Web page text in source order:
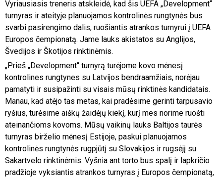
Vyriausiasis treneris atskleidė, kad šis UEFA „Development“
turnyras ir ateityje planuojamos kontrolinės rungtynės bus
svarbi pasirengimo dalis, ruošiantis atrankos turnyrui į UEFA
Europos čempionatą. Jame lauks akistatos su Anglijos,
Švedijos ir Škotijos rinktinėmis.
„Prieš „Development“ turnyrą turėjome kovo mėnesį
kontrolines rungtynes su Latvijos bendraamžiais, norėjau
pamatyti ir susipažinti su visais mūsų rinktinės kandidatais.
Manau, kad atėjo tas metas, kai pradėsime gerinti tarpusavio
ryšius, turėsime aiškų žaidėjų kiekį, kurį mes norime ruošti
ateinančioms kovoms. Mūsų vaikinų lauks Baltijos taurės
turnyras birželio mėnesį Estijoje, paskui planuojamos
kontrolinės rungtynės rugpjūtį su Slovakijos ir rugsėjį su
Sakartvelo rinktinėmis. Vyšnia ant torto bus spalį ir lapkričio
pradžioje vyksiantis atrankos turnyras į Europos čempionatą,